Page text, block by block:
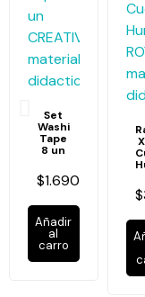
Set
Washi
Tape
8 un
$1.690
Añadir
al
carro